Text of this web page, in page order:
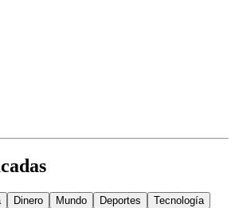
Dinero Mundo Deportes
Tecnología